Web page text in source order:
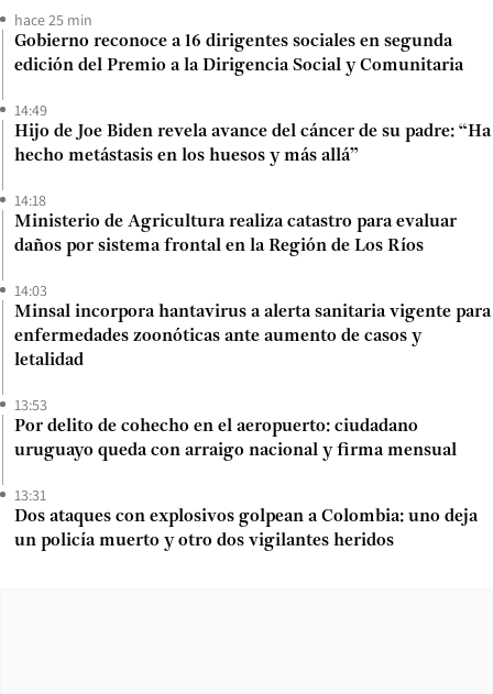
hace 25 min
Gobierno reconoce a 16 dirigentes sociales en segunda
edición del Premio a la Dirigencia Social y Comunitaria
14:49
Hijo de Joe Biden revela avance del cáncer de su padre: “Ha
hecho metástasis en los huesos y más allá”
14:18
Ministerio de Agricultura realiza catastro para evaluar
daños por sistema frontal en la Región de Los Ríos
14:03
Minsal incorpora hantavirus a alerta sanitaria vigente para
enfermedades zoonóticas ante aumento de casos y
letalidad
13:53
Por delito de cohecho en el aeropuerto: ciudadano
uruguayo queda con arraigo nacional y firma mensual
13:31
Dos ataques con explosivos golpean a Colombia: uno deja
un policía muerto y otro dos vigilantes heridos